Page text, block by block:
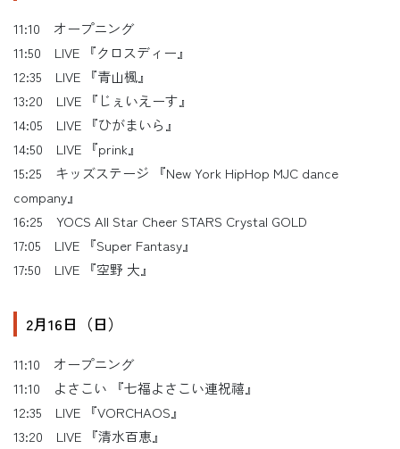
11:10 オープニング
11:50 LIVE 『クロスディー』
12:35 LIVE 『青山楓』
13:20 LIVE 『じぇいえーす』
14:05 LIVE 『ひがまいら』
14:50 LIVE 『prink』
15:25 キッズステージ 『New York HipHop MJC dance
company』
16:25 YOCS All Star Cheer STARS Crystal GOLD
17:05 LIVE 『Super Fantasy』
17:50 LIVE 『空野 大』
2月16日（日）
11:10 オープニング
11:10 よさこい 『七福よさこい連祝禧』
12:35 LIVE 『VORCHAOS』
13:20 LIVE 『清水百恵』